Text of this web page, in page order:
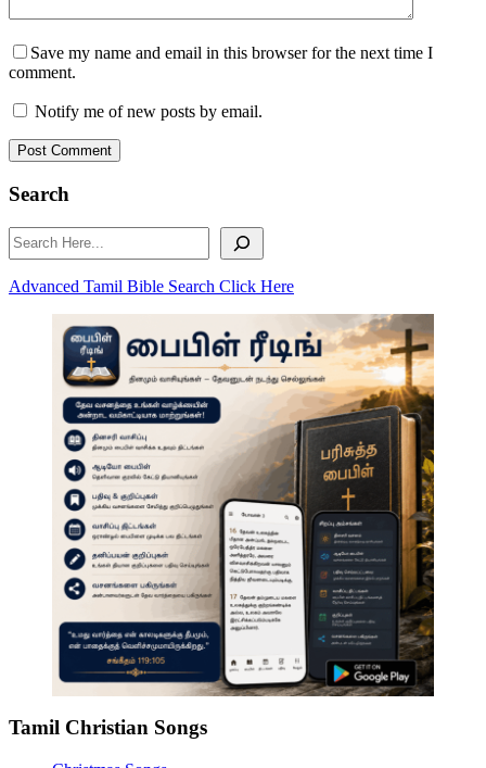
Save my name and email in this browser for the next time I
comment.
Notify me of new posts by email.
Post Comment
Search
Search
Advanced Tamil Bible Search Click Here
Tamil Christian Songs